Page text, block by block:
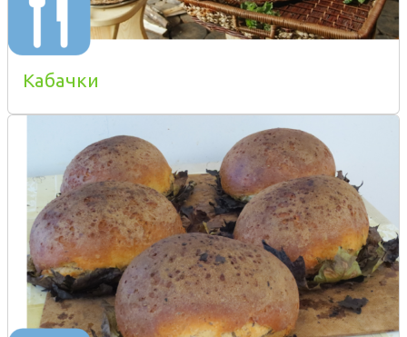
Кабачки